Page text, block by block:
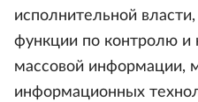
исполнительной
функции по контролю и
массовой информации,
информационных